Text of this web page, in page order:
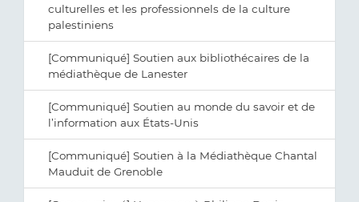
culturelles et les professionnels de la culture
palestiniens
[Communiqué] Soutien aux bibliothécaires de la
médiathèque de Lanester
[Communiqué] Soutien au monde du savoir et de
l’information aux États-Unis
[Communiqué] Soutien à la Médiathèque Chantal
Mauduit de Grenoble